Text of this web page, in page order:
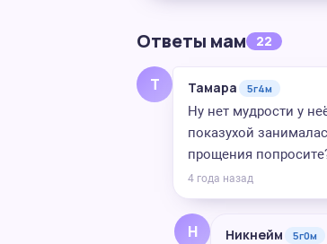
Ответы мам 22
Т Тамара 5г4м
Ну нет мудрости у
показухой
прощения
4 года назад
Н Никнейм 5г0м